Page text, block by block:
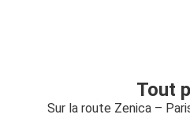
Tout
Sur la route Zenica –